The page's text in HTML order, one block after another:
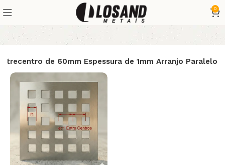
0
de 60mm Espessura de 1mm Arranjo Paralelo